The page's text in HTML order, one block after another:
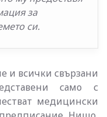
за
си.
и всички свързани
само с
медицински